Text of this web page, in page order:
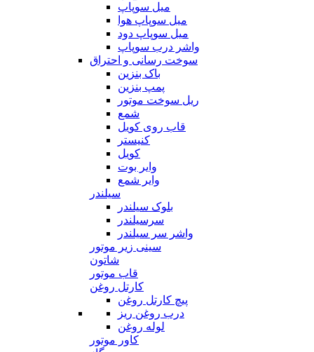
میل سوپاپ
میل سوپاپ هوا
میل سوپاپ دود
واشر درب سوپاپ
سوخت رسانی و احتراق
باک بنزین
پمپ بنزین
ریل سوخت موتور
شمع
قاب روی کویل
کنیستر
کویل
وایر بوت
وایر شمع
سیلندر
بلوک سیلندر
سرسیلندر
واشر سر سیلندر
سینی زیر موتور
شاتون
قاب موتور
کارتل روغن
پیچ کارتل روغن
درب روغن ریز
لوله روغن
کاور موتور